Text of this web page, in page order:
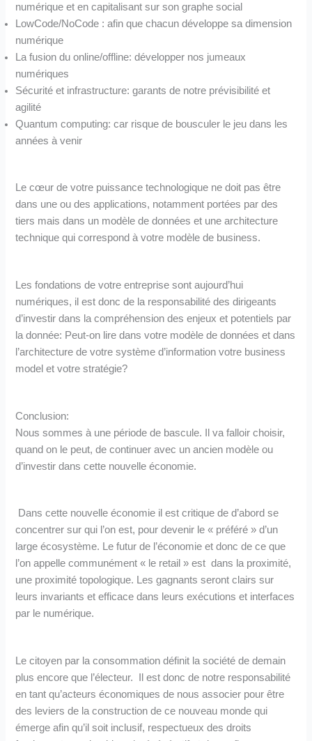
numérique et en capitalisant sur son graphe social
LowCode/NoCode : afin que chacun développe sa dimension
numérique
La fusion du online/offline: développer nos jumeaux
numériques
Sécurité et infrastructure: garants de notre prévisibilité et
agilité
Quantum computing: car risque de bousculer le jeu dans les
années à venir
Le cœur de votre puissance technologique ne doit pas être
dans une ou des applications, notamment portées par des
tiers mais dans un modèle de données et une architecture
technique qui correspond à votre modèle de business.
Les fondations de votre entreprise sont aujourd’hui
numériques, il est donc de la responsabilité des dirigeants
d’investir dans la compréhension des enjeux et potentiels par
la donnée: Peut-on lire dans votre modèle de données et dans
l’architecture de votre système d’information votre business
model et votre stratégie?
Conclusion:
Nous sommes à une période de bascule. Il va falloir choisir,
quand on le peut, de continuer avec un ancien modèle ou
d’investir dans cette nouvelle économie.
Dans cette nouvelle économie il est critique de d’abord se
concentrer sur qui l’on est, pour devenir le « préféré » d’un
large écosystème. Le futur de l’économie et donc de ce que
l’on appelle communément « le retail » est dans la proximité,
une proximité topologique. Les gagnants seront clairs sur
leurs invariants et efficace dans leurs exécutions et interfaces
par le numérique.
Le citoyen par la consommation définit la société de demain
plus encore que l’électeur. Il est donc de notre responsabilité
en tant qu’acteurs économiques de nous associer pour être
des leviers de la construction de ce nouveau monde qui
émerge afin qu’il soit inclusif, respectueux des droits